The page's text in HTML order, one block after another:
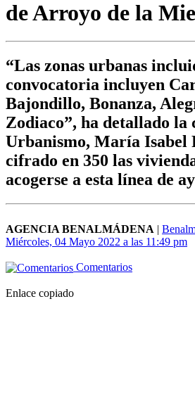
de Arroyo de la
“Las zonas urbanas
convocatoria incluyen
Bajondillo, Bonanza,
Zodiaco”, ha detallado la
Urbanismo, María Isabel
cifrado en 350 las
acogerse a esta línea de
AGENCIA BENALMÁDENA |
Miércoles, 04 Mayo 2022 a las 11:49 pm
Comentarios
Enlace copiado